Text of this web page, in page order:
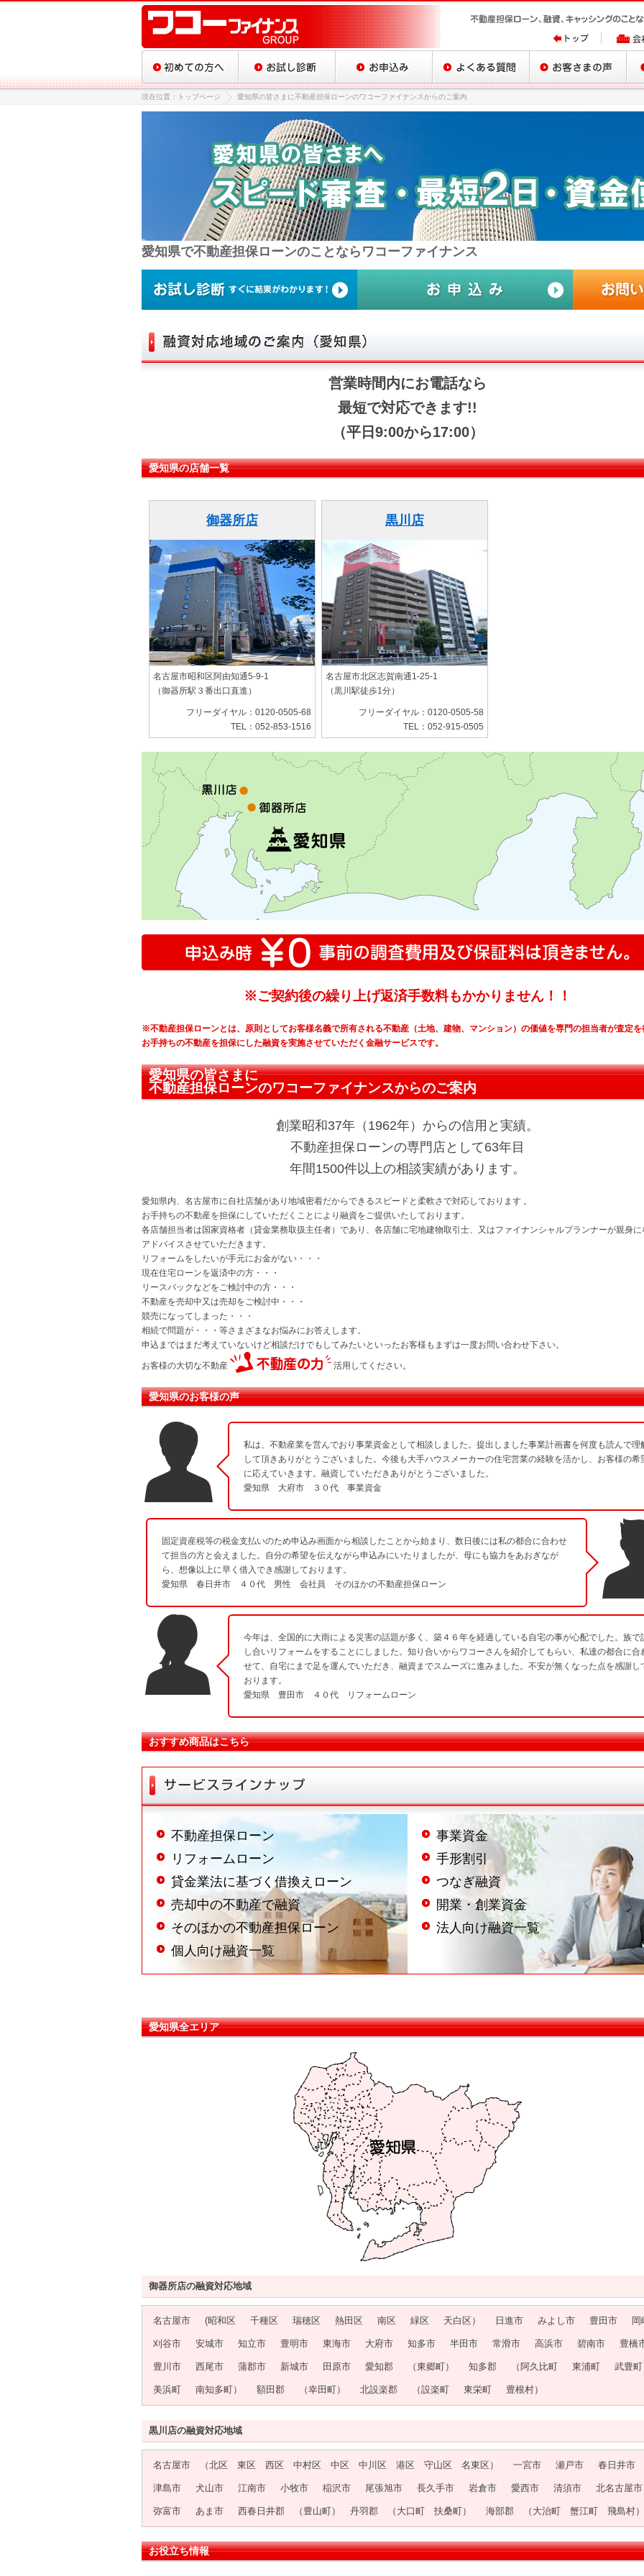
現在位置：トップページ 愛知県の皆さまに不動産担保ローンのワコーファイナンスからのご案内
愛知県で不動産担保ローンのことなら ワコーファイナンス
営業時間内にお電話なら
最短で対応できます!!
（平日9:00から17:00）
愛知県の店舗一覧
御器所店
名古屋市昭和区阿由知通5-9-1
（御器所駅３番出口直進）
フリーダイヤル：0120-0505-68
TEL：052-853-1516
黒川店
名古屋市北区志賀南通1-25-1
（黒川駅徒歩1分）
フリーダイヤル：0120-0505-58
TEL：052-915-0505
※ご契約後の繰り上げ返済手数料もかかりません！！
※不動産担保ローンとは、原則としてお客様名義で所有される不動産（土地、建物、マンション）の価値を専門の担当者が査定を
お手持ちの不動産を担保にした融資を実施させていただく金融サービスです。
愛知県の皆さまに
不動産担保ローンのワコーファイナンスからのご案内
創業昭和37年（1962年）からの信用と実績。
不動産担保ローンの専門店として63年目
年間1500件以上の相談実績があります。
愛知県内、名古屋市に自社店舗があり地域密着だからできるスピードと柔軟さで対応しております 。
お手持ちの不動産を担保にしていただくことにより融資をご提供いたしております。
各店舗担当者は国家資格者（貸金業務取扱主任者）であり、各店舗に宅地建物取引士、又はファイナンシャルプランナーが親身に
アドバイスさせていただきます。
リフォームをしたいが手元にお金がない・・・
現在住宅ローンを返済中の方・・・
リースバックなどをご検討中の方・・・
不動産を売却中又は売却をご検討中・・・
競売になってしまった・・・
相続で問題が・・・等さまざまなお悩みにお答えします。
申込まではまだ考えていないけど相談だけでもしてみたいといったお客様もまずは一度お問い合わせ下さい。
お客様の大切な不動産 活用してください。
愛知県のお客様の声
私は、不動産業を営んでおり事業資金として相談しました。提出しました事業計画書を何度も読んで理
して頂きありがとうございました。今後も大手ハウスメーカーの住宅営業の経験を活かし、お客様の希
に応えていきます。融資していただきありがとうございました。
愛知県 大府市 ３０代 事業資金
固定資産税等の税金支払いのため申込み画面から相談したことから始まり、数日後には私の都合に合わせ
て担当の方と会えました。自分の希望を伝えながら申込みにいたりましたが、母にも協力をあおぎなが
ら、想像以上に早く借入でき感謝しております。
愛知県 春日井市 ４０代 男性 会社員 そのほかの不動産担保ローン
今年は、全国的に大雨による災害の話題が多く、築４６年を経過している自宅の事が心配でした。族で
し合いリフォームをすることにしました。知り合いからワコーさんを紹介してもらい、私達の都合に合
せて、自宅にまで足を運んでいただき、融資までスムーズに進みました。不安が無くなった点を感謝し
おります。
愛知県 豊田市 ４０代 リフォームローン
おすすめ商品はこちら
不動産担保ローン
リフォームローン
貸金業法に基づく借換えローン
売却中の不動産で融資
そのほかの不動産担保ローン
個人向け融資一覧
事業資金
手形割引
つなぎ融資
開業・創業資金
法人向け融資一覧
愛知県全エリア
御器所店の融資対応地域
名古屋市 (昭和区 千種区 瑞穂区 熱田区 南区 緑区 天白区） 日進市 みよし市 豊田市 岡
刈谷市 安城市 知立市 豊明市 東海市 大府市 知多市 半田市 常滑市 高浜市 碧南市 豊橋
豊川市 西尾市 蒲郡市 新城市 田原市 愛知郡 （東郷町） 知多郡 （阿久比町 東浦町 武豊町
美浜町 南知多町） 額田郡 （幸田町） 北設楽郡 （設楽町 東栄町 豊根村）
黒川店の融資対応地域
名古屋市 （北区 東区 西区 中村区 中区 中川区 港区 守山区 名東区） 一宮市 瀬戸市 春日井市
津島市 犬山市 江南市 小牧市 稲沢市 尾張旭市 長久手市 岩倉市 愛西市 清須市 北名古屋市
弥富市 あま市 西春日井郡 （豊山町） 丹羽郡 （大口町 扶桑町） 海部郡 （大治町 蟹江町 飛島村）
お役立ち情報